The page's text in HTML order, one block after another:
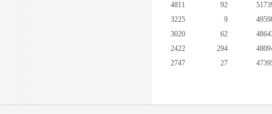
4811 92
3225
9
3020
62
2422
294
2747
27
2697
53